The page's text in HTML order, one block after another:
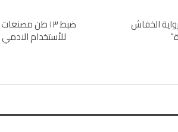
الخفاش ضبط ١٣ طن
للأستخدام
أسبوع واحد منذ